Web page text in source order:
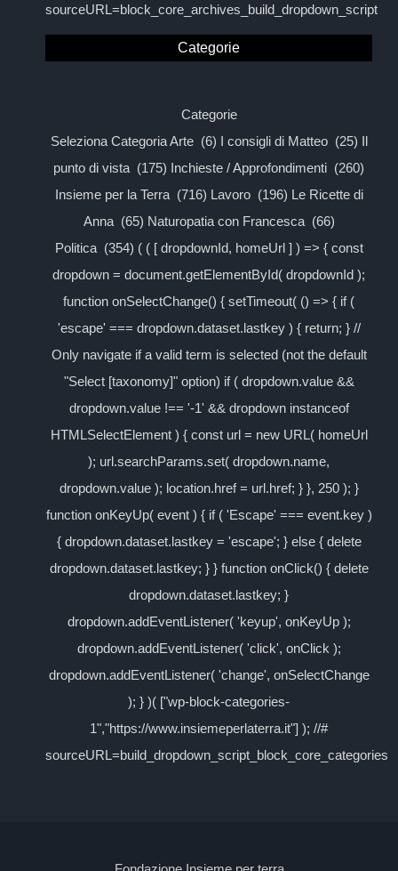
sourceURL=block_core_archives_build_dropdown_script
Categorie
Categorie
Seleziona Categoria Arte (6) I consigli di Matteo (25) Il
punto di vista (175) Inchieste / Approfondimenti (260)
Insieme per la Terra (716) Lavoro (196) Le Ricette di
Anna (65) Naturopatia con Francesca (66)
Politica (354) ( ( [ dropdownId, homeUrl ] ) => { const
dropdown = document.getElementById( dropdownId );
function onSelectChange() { setTimeout( () => { if (
'escape' === dropdown.dataset.lastkey ) { return; } //
Only navigate if a valid term is selected (not the default
"Select [taxonomy]" option) if ( dropdown.value &&
dropdown.value !== '-1' && dropdown instanceof
HTMLSelectElement ) { const url = new URL( homeUrl
); url.searchParams.set( dropdown.name,
dropdown.value ); location.href = url.href; } }, 250 ); }
function onKeyUp( event ) { if ( 'Escape' === event.key )
{ dropdown.dataset.lastkey = 'escape'; } else { delete
dropdown.dataset.lastkey; } } function onClick() { delete
dropdown.dataset.lastkey; }
dropdown.addEventListener( 'keyup', onKeyUp );
dropdown.addEventListener( 'click', onClick );
dropdown.addEventListener( 'change', onSelectChange
); } )( ["wp-block-categories-
1","https://www.insiemeperlaterra.it"] ); //#
sourceURL=build_dropdown_script_block_core_categories